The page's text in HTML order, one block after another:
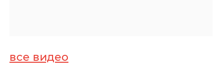
все видео